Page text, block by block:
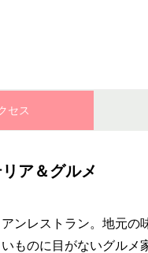
セス
ア＆グルメ
ンレストラン。地元の
ものに目がないグルメ